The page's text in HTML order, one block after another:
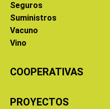
Seguros
Suministros
Vacuno
Vino
COOPERATIVAS
PROYECTOS